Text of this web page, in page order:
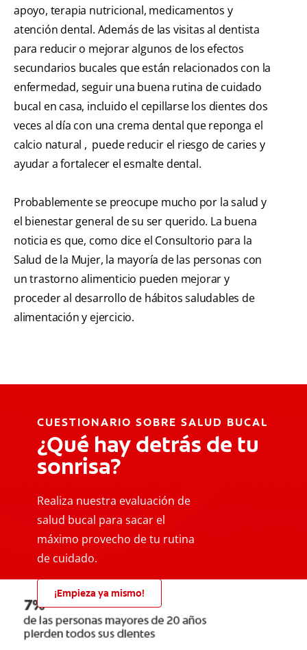
apoyo, terapia nutricional, medicamentos y
atención dental. Además de las visitas al dentista
para reducir o mejorar algunos de los efectos
secundarios bucales que están relacionados con la
enfermedad, seguir una buena rutina de cuidado
bucal en casa, incluido el cepillarse los dientes dos
veces al día con una crema dental que reponga el
calcio natural , puede reducir el riesgo de caries y
ayudar a fortalecer el esmalte dental.
Probablemente se preocupe mucho por la salud y
el bienestar general de su ser querido. La buena
noticia es que, como dice el Consultorio para la
Salud de la Mujer, la mayoría de las personas con
un trastorno alimenticio pueden mejorar y
proceder al desarrollo de hábitos saludables de
alimentación y ejercicio.
CUESTIONARIO SOBRE SALUD BUCAL
¿Qué hay detrás de tu
sonrisa?
Realiza nuestra evaluación de
salud bucal para sacar el
máximo provecho de tu rutina
de cuidado.
¡Empieza ya mismo!